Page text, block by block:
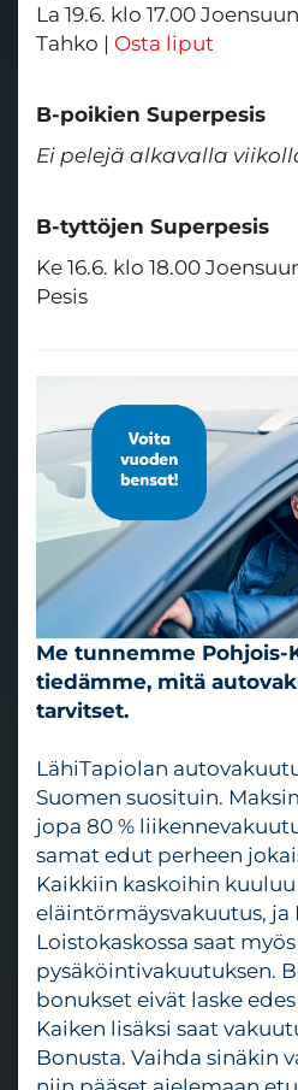
La 19.6. klo 17.00
Tahko | Osta liput
B-poikien Superpesis
Ei pelejä alkavalla
B-tyttöjen Superpesis
Ke 16.6. klo 18.00
Pesis
Me tunnemme Pohjois-
tiedämme, mitä
tarvitset.
LähiTapiolan
Suomen suosituin.
jopa 80 %
samat edut perheen
Kaikkiin kaskoihin kuuluu
eläintörmäysvakuutus, ja
Loistokaskossa saat myös
pysäköintivakuutuksen.
bonukset eivät laske
Kaiken lisäksi saat
Bonusta. Vaihda sinäkin